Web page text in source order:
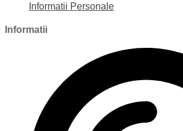
Informatii Personale
Informatii